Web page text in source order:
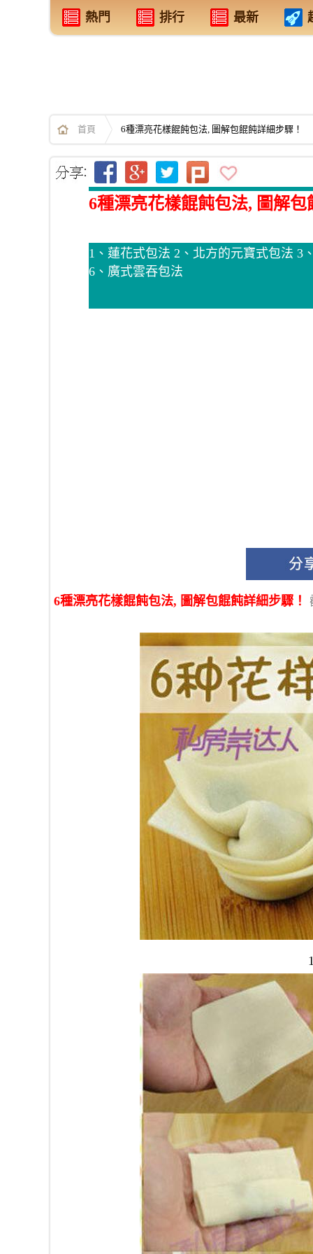
熱門 排行 最新
首頁 6種漂亮花樣餛飩包法, 圖解包餛飩詳細步驟！
6種漂亮花樣餛飩包法, 圖解
1、蓮花式包法 2、北方的元寶式包法 3
6、廣式雲吞包法
6種漂亮花樣餛飩包法, 圖解包餛飩詳細步驟！